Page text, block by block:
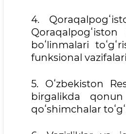
4.
boʻlinmalari
funksional
5. Oʻzbekiston
birgalikda
qoʻshimchalar